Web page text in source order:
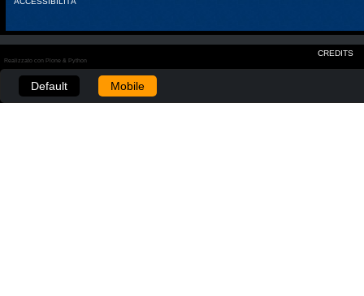
CREDITS
Realizzato con Plone & Python
Default Mobile